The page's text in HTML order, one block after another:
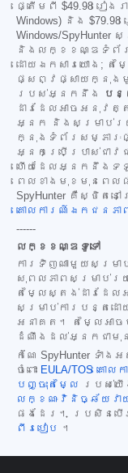
ផ្តើមពី $49.98 រៀងរ
Windows) និង $79.98
Windows/
និងលក្ខខណ្ឌទំព័រចុ
ដោយឯកសារយោង; ត
ផ្សព្វផ្សាយក្នុង
របស់អ្នកនឹង
បន្
ដារដែលអាចអនុវត្ត
អ្នក និងសម្រាប់រយ
ក្នុងទំព័រសម្ភារៈ
អ្នកប្រើប្រាស់ជាវ
ហើយដែលអ្នកនឹងទ
ពេលខាងមុខមុនពេ
SpyHunter គឺស្ថិត
គោលការណ៍ឯកជនភា
------
លក្ខខណ្ឌទូទៅ
ការទិញណាមួយសម្រាប់
សុពលភាពសម្រាប់រយ
តម្លៃស្តង់ដារដែល
សម្រាប់ការបន្តដ
អនាគត។ តម្លៃអាច
ដំណឹងដល់អ្នកជាមុន
កំណែ SpyHunter
ចំពោះ EULA/TOS គោល
បញ្ចុះតម្លៃ
របស់យ
លក្ខណៈវិនិច្ឆ័យវាយ
ផងដែរ។ ប្រសិនបើ
ពីរបៀប ។